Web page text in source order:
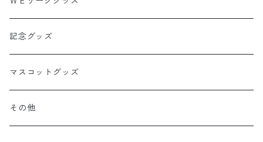
Tシャツ・ポロシャツ
ライフスタイル
記念グッズ
マスコットグッズ
その他